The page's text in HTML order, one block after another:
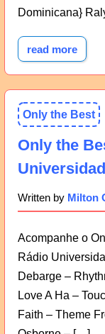
Dominicana}
read more
Only the Best
Only the
Written by Milton
Acompanhe o
Rádio
Debarge –
Love A Ha –
Faith – Theme